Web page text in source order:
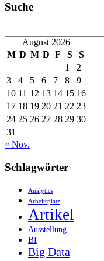
Suche
nach:August 2026
M D M D F S
S
1
2
3
4 5 6 7 8
9
10 11 12 13 14 15 16
17 18 19 20 21 22 23
24 25 26 27 28 29 30
31
« Nov.
Schlagwörter
Analytics
Arbeitsplatz
Artikel
Ausstellung
BI
Big Data